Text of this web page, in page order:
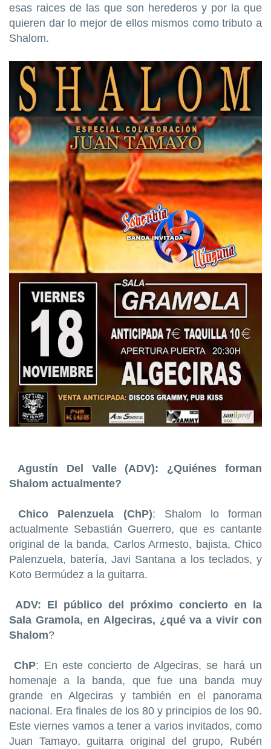
esas raices de las que son herederos y por la que
quieren dar lo mejor de ellos mismos como tributo a
Shalom.
Agustín Del Valle (ADV): ¿Quiénes forman
Shalom actualmente?
Chico Palenzuela (ChP): Shalom lo forman
actualmente Sebastián Guerrero, que es cantante
original de la banda, Carlos Armesto, bajista, Chico
Palenzuela, batería, Javi Santana a los teclados, y
Koto Bermúdez a la guitarra.
ADV: El público del próximo concierto en la
Sala Gramola, en Algeciras, ¿qué va a vivir con
Shalom?
ChP: En este concierto de Algeciras, se hará un
homenaje a la banda, que fue una banda muy
grande en Algeciras y también en el panorama
nacional. Era finales de los 80 y principios de los 90.
Este viernes vamos a tener a varios invitados, como
Juan Tamayo, guitarra original del grupo, Rubén